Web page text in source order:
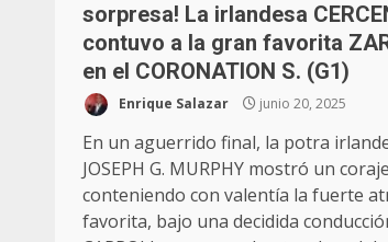
sorpresa! La irlandesa
contuvo a la gran favorita
en el CORONATION S. (G1)
Enrique Salazar junio 20, 2025
En un aguerrido final, la potra
JOSEPH G. MURPHY mostró un
conteniendo con valentía la fuerte
favorita, bajo una decidida